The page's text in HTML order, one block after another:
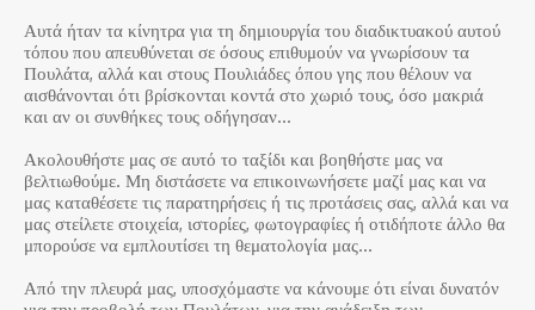
Αυτά ήταν τα κίνητρα για τη δημιουργία του διαδικτυακού αυτού
τόπου που απευθύνεται σε όσους επιθυμούν να γνωρίσουν τα
Πουλάτα, αλλά και στους Πουλιάδες όπου γης που θέλουν να
αισθάνονται ότι βρίσκονται κοντά στο χωριό τους, όσο μακριά
και αν οι συνθήκες τους οδήγησαν…
Ακολουθήστε μας σε αυτό το ταξίδι και βοηθήστε μας να
βελτιωθούμε. Μη διστάσετε να επικοινωνήσετε μαζί μας και να
μας καταθέσετε τις παρατηρήσεις ή τις προτάσεις σας, αλλά και να
μας στείλετε στοιχεία, ιστορίες, φωτογραφίες ή οτιδήποτε άλλο θα
μπορούσε να εμπλουτίσει τη θεματολογία μας…
Από την πλευρά μας, υποσχόμαστε να κάνουμε ότι είναι δυνατόν